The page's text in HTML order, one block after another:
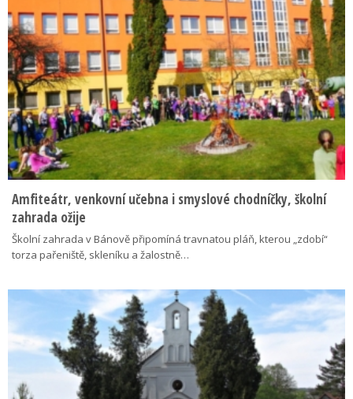
Amfiteátr, venkovní učebna i smyslové chodníčky, školní
zahrada ožije
Školní zahrada v Bánově připomíná travnatou pláň, kterou „zdobí“
torza pařeniště, skleníku a žalostně…